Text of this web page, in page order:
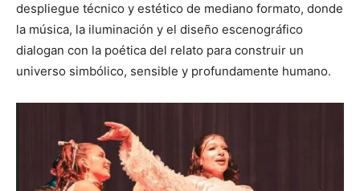
despliegue técnico y estético de mediano formato, donde
la música, la iluminación y el diseño escenográfico
dialogan con la poética del relato para construir un
universo simbólico, sensible y profundamente humano.